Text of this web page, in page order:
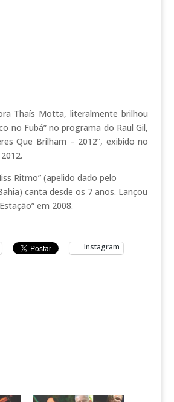
Thaís Motta, literalmente brilhou
no Fubá” no programa do Raul Gil,
Que Brilham – 2012”, exibido no
Ritmo” (apelido dado pelo
canta desde os 7 anos. Lançou
em 2008.
Instagram